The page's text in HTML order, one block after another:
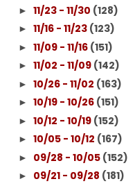
► 11/23 - 11/30 (128)
► 11/16 - 11/23 (123)
► 11/09 - 11/16 (151)
► 11/02 - 11/09 (142)
► 10/26 - 11/02 (163)
► 10/19 - 10/26 (151)
► 10/12 - 10/19 (152)
► 10/05 - 10/12 (167)
► 09/28 - 10/05 (152)
► 09/21 - 09/28 (181)